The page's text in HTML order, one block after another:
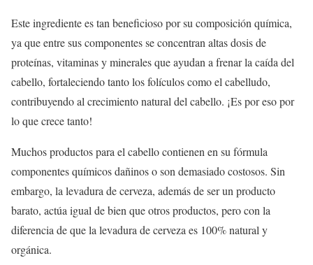
Este ingrediente es tan beneficioso por su composición química,
ya que entre sus componentes se concentran altas dosis de
proteínas, vitaminas y minerales que ayudan a frenar la caída del
cabello, fortaleciendo tanto los folículos como el cabelludo,
contribuyendo al crecimiento natural del cabello. ¡Es por eso por
lo que crece tanto!
Muchos productos para el cabello contienen en su fórmula
componentes químicos dañinos o son demasiado costosos. Sin
embargo, la levadura de cerveza, además de ser un producto
barato, actúa igual de bien que otros productos, pero con la
diferencia de que la levadura de cerveza es 100% natural y
orgánica.